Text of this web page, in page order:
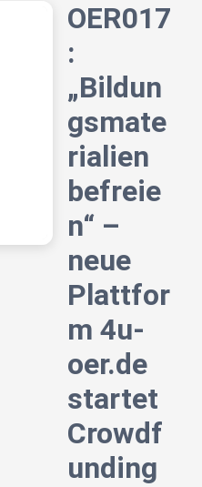
OER017
:
„Bildun
gsmate
rialien
befreie
n“ –
neue
Plattfor
m 4u-
oer.de
startet
Crowdf
unding